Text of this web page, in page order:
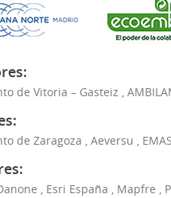
de Vitoria – Gasteiz
de Zaragoza Aeversu
Esri España Mapfre